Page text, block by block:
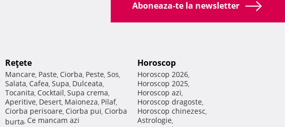
Aboneaza-te la newsletter
Reţete
Mancare, Paste, Ciorba, Peste, Sos,
Salata, Cafea, Supa, Dulceata,
Tocanita, Cocktail, Supa crema,
Aperitive, Desert, Maioneza, Pilaf,
Ciorba perisoare, Ciorba pui, Ciorba
burta, Ce mancam azi
Horoscop
Horoscop 2026,
Horoscop 2025,
Horoscop azi,
Horoscop dragoste,
Horoscop chinezesc,
Astrologie,